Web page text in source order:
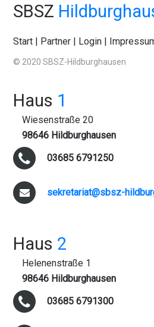
SBSZ
Start | Partner | Login |
© 2020 SBSZ-Hildburghausen
Haus 1
Wiesenstraße 20
98646 Hildburghausen
03685 6791250
sekretariat@sbsz-
Haus 2
Helenenstraße 1
98646 Hildburghausen
03685 6791300